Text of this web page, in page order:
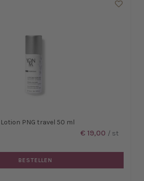
Lotion PNG travel 50 ml
€ 19,00 / st
BESTELLEN